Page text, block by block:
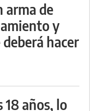
arma de
y
hacer
18 años, lo